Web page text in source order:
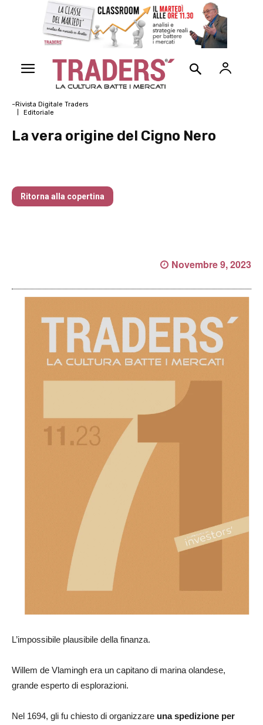
~Rivista Digitale Traders
Editoriale
La vera origine del Cigno Nero
Ritorna alla copertina
Novembre 9, 2023
L’impossibile plausibile della finanza.
Willem de Vlamingh era un capitano di marina olandese,
grande esperto di esplorazioni.
Nel 1694, gli fu chiesto di organizzare una spedizione per